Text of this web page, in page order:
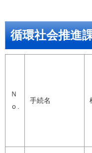
循環社会推進
Ｎ
ｏ.
手続名